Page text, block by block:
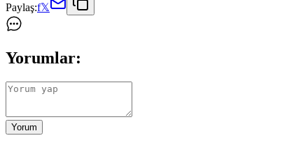
Paylaş:f𝕏
Yorumlar:
Yorum